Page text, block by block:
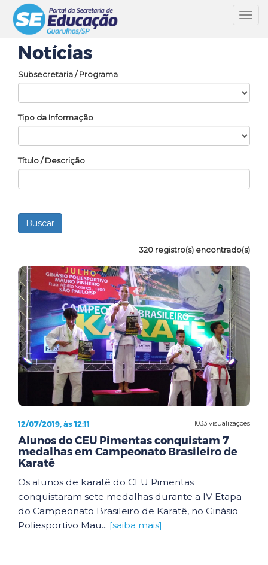
Notícias
Subsecretaria / Programa
Tipo da Informação
Título / Descrição
320 registro(s) encontrado(s)
1033 visualizações
12/07/2019, às 12:11
Alunos do CEU Pimentas conquistam 7
medalhas em Campeonato Brasileiro de
Karatê
Os alunos de karatê do CEU Pimentas
conquistaram sete medalhas durante a IV Etapa
do Campeonato Brasileiro de Karatê, no Ginásio
Poliesportivo Mau... [saiba mais]